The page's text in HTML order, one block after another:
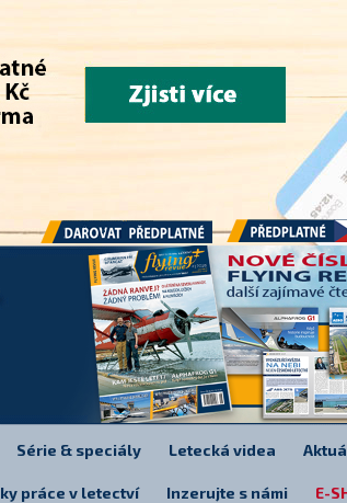
Darovat předplatné Předplatné
Série & speciály Letecká videa
práce v letectví Inzerujte s námi E-